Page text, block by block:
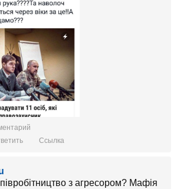
Ссылка
з агресором? Мафія